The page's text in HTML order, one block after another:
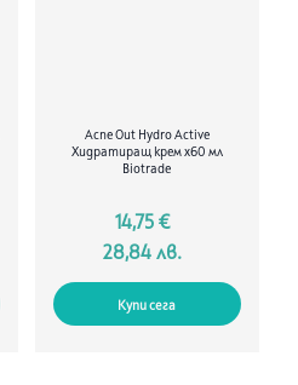
Acne Out Hydro Active
Хидратиращ крем х60 мл
Biotrade
14,75 €
28,84 лв.
Купи сега